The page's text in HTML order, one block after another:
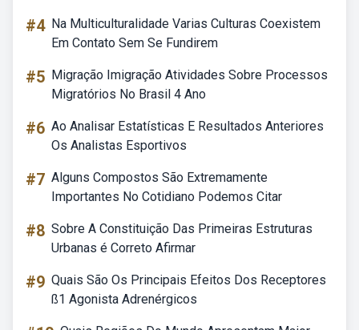
#4 Na Multiculturalidade Varias Culturas Coexistem
Em Contato Sem Se Fundirem
#5 Migração Imigração Atividades Sobre Processos
Migratórios No Brasil 4 Ano
#6 Ao Analisar Estatísticas E Resultados Anteriores
Os Analistas Esportivos
#7 Alguns Compostos São Extremamente
Importantes No Cotidiano Podemos Citar
#8 Sobre A Constituição Das Primeiras Estruturas
Urbanas é Correto Afirmar
#9 Quais São Os Principais Efeitos Dos Receptores
ß1 Agonista Adrenérgicos